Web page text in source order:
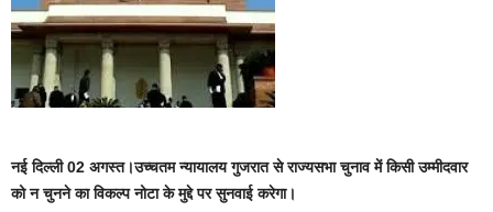
नई दिल्ली 02 अगस्त।उच्चतम न्यायालय गुजरात से राज्यसभा चुनाव में किसी उम्मीदवार
को न चुनने का विकल्प नोटा के मुद्दे पर सुनवाई करेगा।